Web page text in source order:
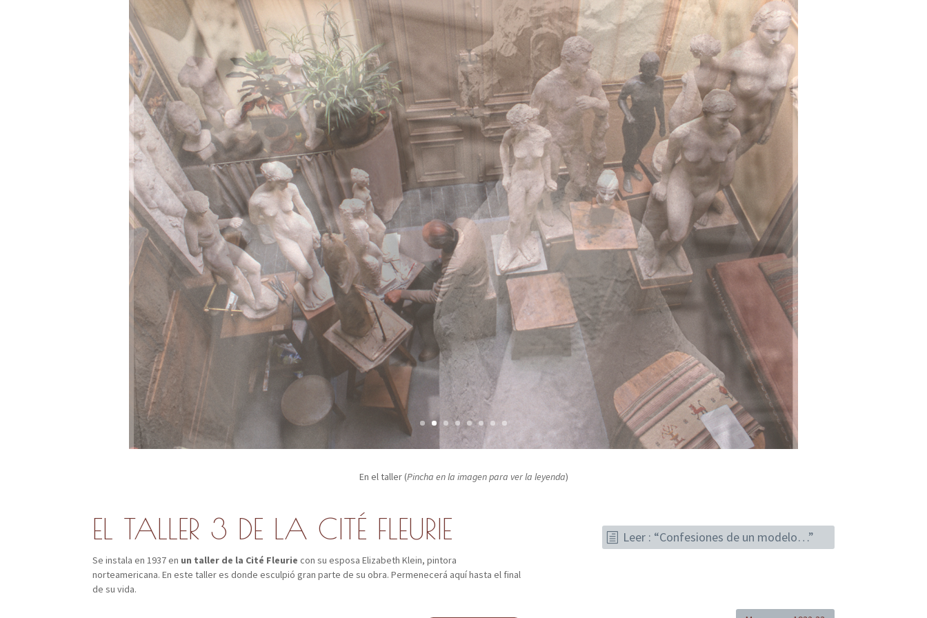
En el taller (Pincha en la imagen para ver la leyenda)
EL TALLER 3 DE LA CITÉ FLEURIE
Se instala en 1937 en un taller de la Cité Fleurie con su esposa Elizabeth Klein, pintora
norteamericana. En este taller es donde esculpió gran parte de su obra. Permenecerá aquí hasta el final
de su vida.
Leer : “Confesiones de un modelo…”